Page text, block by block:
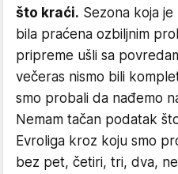
što kraći. Sezona koja
bila praćena ozbiljnim
pripreme ušli sa
večeras nismo bili
smo probali da nađemo
Nemam tačan podatak
Evroliga kroz koju smo
bez pet, četiri, tri, dva,